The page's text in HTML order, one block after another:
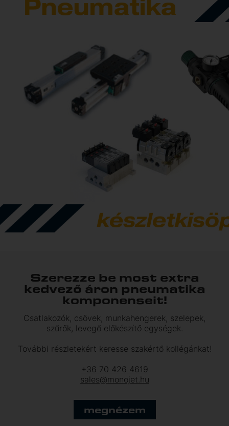
Szerezze be most extra
kedvező áron pneumatika
komponenseit!
Csatlakozók, csövek, munkahengerek, szelepek,
szűrők, levegő előkészítő egységek.
További részletekért keresse szakértő kollégánkat!
+36 70 426 4619
sales@monojet.hu
megnézem